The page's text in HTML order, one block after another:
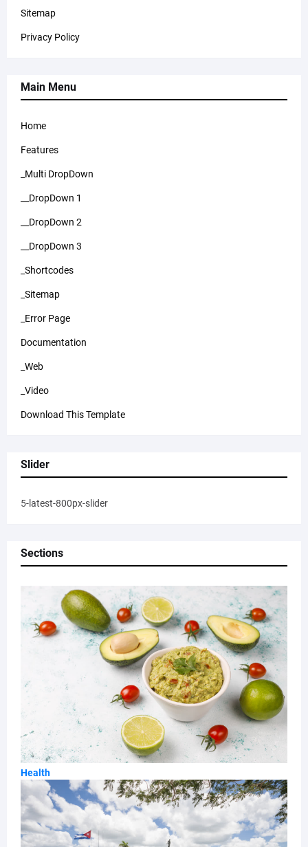
Sitemap
Privacy Policy
Main Menu
Home
Features
_Multi DropDown
__DropDown 1
__DropDown 2
__DropDown 3
_Shortcodes
_Sitemap
_Error Page
Documentation
_Web
_Video
Download This Template
Slider
5-latest-800px-slider
Sections
Health